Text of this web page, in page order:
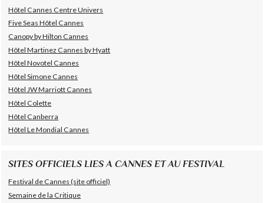
Hôtel Cannes Centre Univers
Five Seas Hôtel Cannes
Canopy by Hilton Cannes
Hôtel Martinez Cannes by Hyatt
Hôtel Novotel Cannes
Hôtel Simone Cannes
Hôtel JW Marriott Cannes
Hôtel Colette
Hôtel Canberra
Hôtel Le Mondial Cannes
SITES OFFICIELS LIES A CANNES ET AU FESTIVAL
Festival de Cannes (site officiel)
Semaine de la Critique